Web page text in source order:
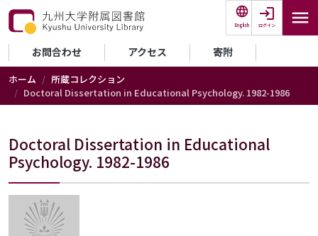
メインコンテンツに移動
English ログイン
セカンダリーメニュー
お問合わせ アクセス 寄附
ホーム
所蔵コレクション
Doctoral Dissertation in Educational Psychology. 1982-1986
Doctoral Dissertation in Educational
Psychology. 1982-1986